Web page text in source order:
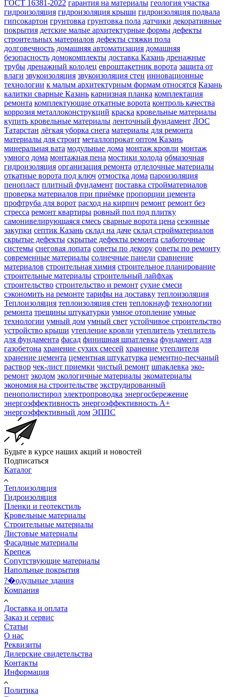
ГОСТ 16381-2022 гарантия на материалы геология участка
гидроизоляция гидроизоляция крыши гидроизоляция подвала
гипсокартон грунтовка грунтовка пола датчики декоративные
покрытия детские малые архитектурные формы дефекты
строительных материалов дефекты стяжки пола
долговечность домашняя автоматизация домашняя
безопасность домокомплекты доставка Казань дренажные
трубы дренажный колодец евроштакетник ворота защита от
влаги звукоизоляция звукоизоляция стен инновационные
технологии к малым архитектурным формам относятся Казань
калитки сварные Казань карнизная планка комплектация
ремонта комплектующие откатные ворота контроль качества
коррозия металлоконструкций краска кровельные материалы
купить кровельные материалы ленточный фундамент ЛОС
Татарстан лёгкая уборка снега материалы для ремонта
материалы для строит металлопрокат оптом Казань
минеральная вата модульные дома монтаж кровли монтаж
умного дома монтажная пена мостики холода обмазочная
гидроизоляция организация ремонта отделочные материалы
откатные ворота под ключ отмостка дома пароизоляция
пенопласт плитный фундамент поставка стройматериалов
проверка материалов при приёмке пропорции цемента
профтруба для ворот расход на кирпич ремонт ремонт без
стресса ремонт квартиры ровный пол под плитку
самонивелирующаяся смесь сварные ворота цена сезонные
закупки септик Казань склад на даче склад стройматериалов
скрытые дефекты скрытые дефекты ремонта слаботочные
системы снеговая лопата советы по декору советы по ремонту
современные материалы солнечные панели сравнение
материалов строительная химия строительное планирование
строительные материалы строительный лайфхак
строительство строительство и ремонт сухие смеси
сэкономить на ремонте тарифы на доставку теплоизоляция
Теплоизоляция теплоизоляция стен теплокнауф технологии
ремонта трещины штукатурки умное отопление умные
технологии умный дом умный свет устойчивое строительство
устройство крыши утепление кровли утеплитель утеплитель
для фундамента фасад финишная шпатлевка фундамент для
газобетона хранение сухих смесей хранение утеплителя
хранение цемента цементная штукатурка цементно-песчаный
раствор чек-лист приемки чистый ремонт шпаклевка эко-
ремонт экодом экологичные материалы экоматериалы
экономия на строительстве экструдированный
пенополистирол электропроводка энергосбережение
энергоэффективность энергоэффективность А+
энергоэффективный дом ЭППС
Будьте в курсе наших акций и новостей
Подписаться
Каталог
Теплоизоляция
Гидроизоляция
Пленки и геотекстиль
Кровельные материалы
Строительные материалы
Листовые материалы
Фасадные материалы
Крепеж
Сопутствующие материалы
Напольные покрытия
?�одульные здания
Компания
Доставка и оплата
Заказ и сервис
Статьи
О нас
Реквизиты
Дилерские свидетельства
Контакты
Информация
Политика